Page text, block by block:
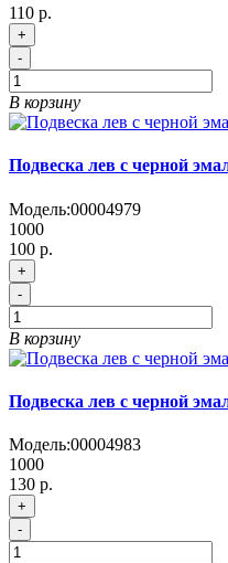
110 р.
+
-
В корзину
Подвеска лев с черной
Модель:00004979
1000
100 р.
+
-
В корзину
Подвеска лев с черной
Модель:00004983
1000
130 р.
+
-